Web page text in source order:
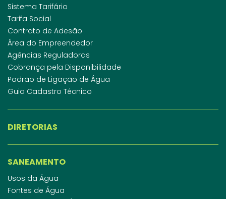
Sistema Tarifário
Tarifa Social
Contrato de Adesão
Área do Empreendedor
Agências Reguladoras
Cobrança pela Disponibilidade
Padrão de Ligação de Água
Guia Cadastro Técnico
DIRETORIAS
SANEAMENTO
Usos da Água
Fontes de Água